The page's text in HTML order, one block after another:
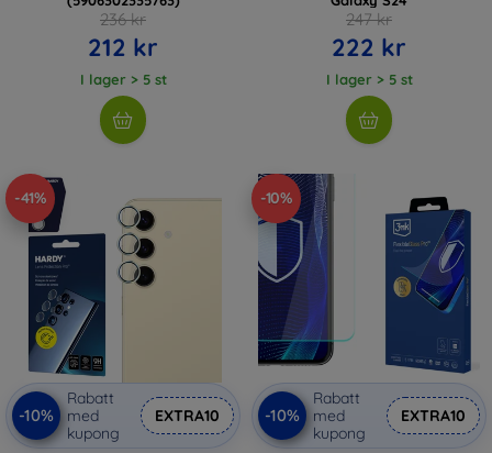
236 kr
212 kr
I lager > 5 st
247 kr
222 kr
I lager > 5 st
-41%
-10%
Rabatt
med
kupong
EXTRA10
-10%
-10%
Rabatt
med
kupong
EXTRA10